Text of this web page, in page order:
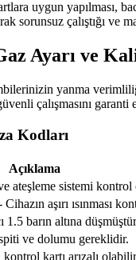
uygun
sorunsuz çalıştığı
Ayarı ve
yanma
çalışmasını
Kodları
Açıklama
ateşleme sistemi
aşırı ısınması
1.5 barın altına
ve dolumu gereklidir.
kartı arızalı